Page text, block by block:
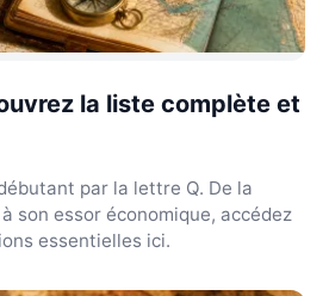
la liste complète et
par la lettre Q. De la
son essor économique, accédez
essentielles ici.